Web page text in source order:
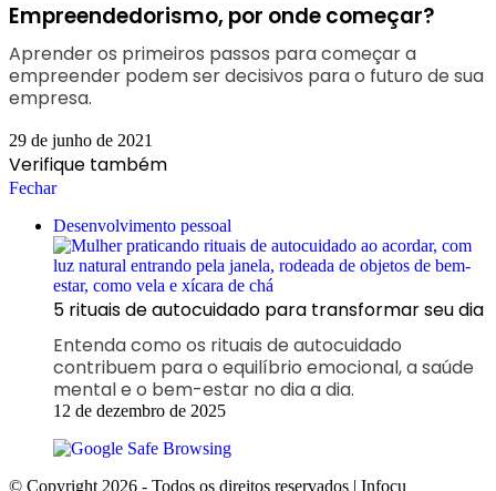
Empreendedorismo, por onde começar?
Aprender os primeiros passos para começar a
empreender podem ser decisivos para o futuro de sua
empresa.
29 de junho de 2021
Verifique também
Fechar
Desenvolvimento pessoal
5 rituais de autocuidado para transformar seu dia
Entenda como os rituais de autocuidado
contribuem para o equilíbrio emocional, a saúde
mental e o bem-estar no dia a dia.
12 de dezembro de 2025
© Copyright 2026 - Todos os direitos reservados | Infocu